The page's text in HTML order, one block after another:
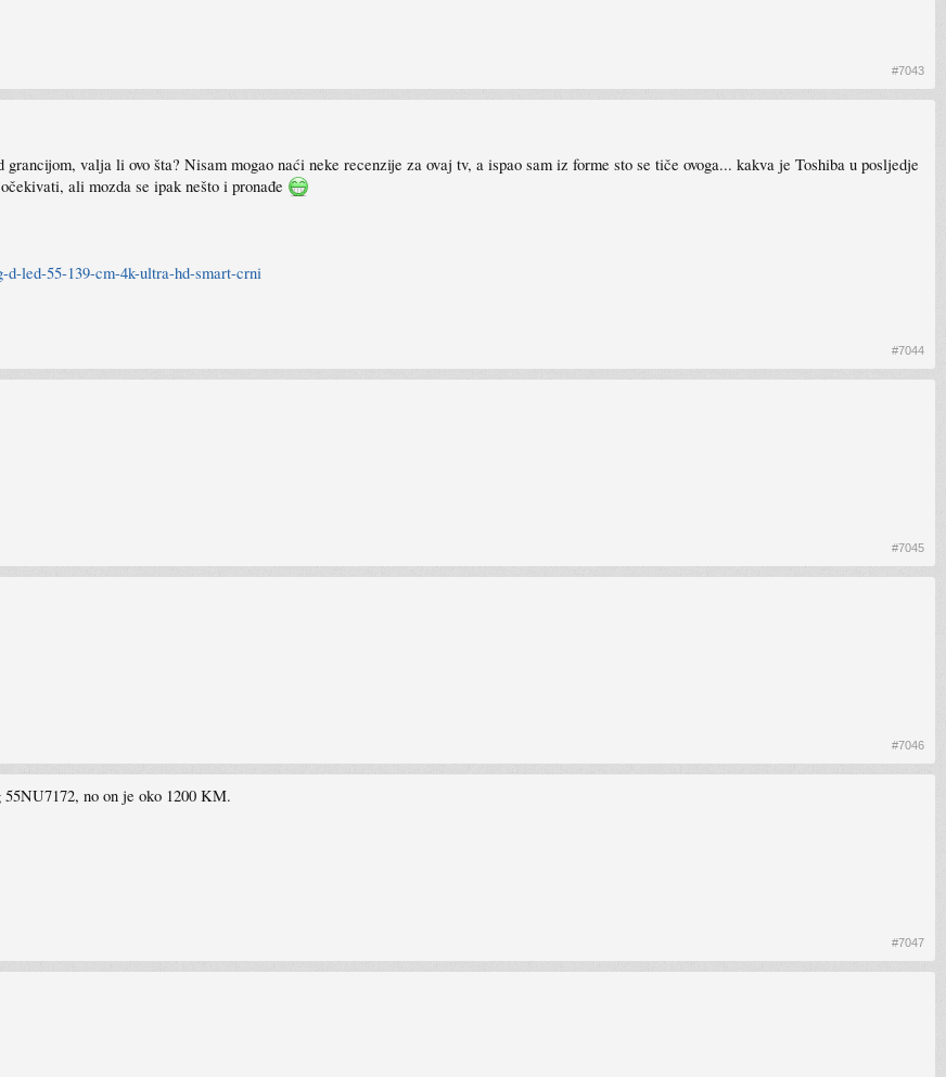
#7043
valja li ovo šta? Nisam mogao naći neke recenzije za ovaj tv, a ispao sam iz forme sto se tiče ovoga... kakva je Toshiba u posljedje
ali mozda se ipak nešto i pronađe
led-55-139-cm-4k-ultra-hd-smart-crni
#7044
#7045
#7046
55NU7172, no on je oko 1200 KM.
#7047